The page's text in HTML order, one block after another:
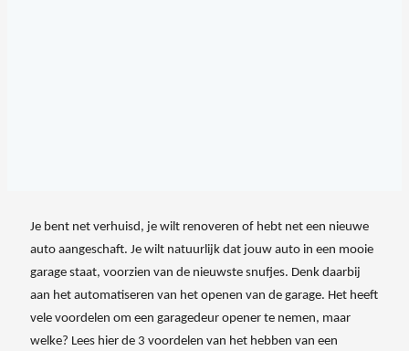
Je bent net verhuisd, je wilt renoveren of hebt net een nieuwe
auto aangeschaft. Je wilt natuurlijk dat jouw auto in een mooie
garage staat, voorzien van de nieuwste snufjes. Denk daarbij
aan het automatiseren van het openen van de garage. Het heeft
vele voordelen om een garagedeur opener te nemen, maar
welke? Lees hier de 3 voordelen van het hebben van een